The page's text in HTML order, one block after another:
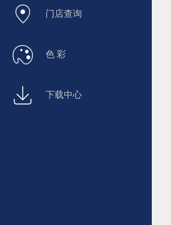
门店查询
色 彩
下载中心